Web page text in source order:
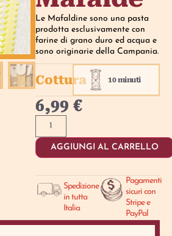
Le Mafaldine sono una pasta
prodotta esclusivamente con
farine di grano duro ed acqua e
sono originarie della Campania.
Cottura 10 minuti
6,99 €
AGGIUNGI AL CARRELLO
Spedizione
in tutta
Italia
Pagamenti
sicuri con
Stripe e
PayPal